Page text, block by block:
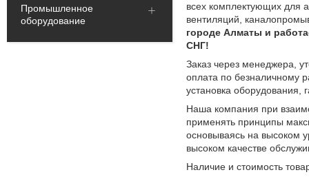
Промышленное
оборудование
всех комплектующих для
вентиляций,
городе Алматы и
СНГ!
Заказ через менеджера,
оплата по безналичному
установка оборудования,
Наша компания при
применять принципы
основываясь на высоком
высоком качестве
Наличие и стоимость